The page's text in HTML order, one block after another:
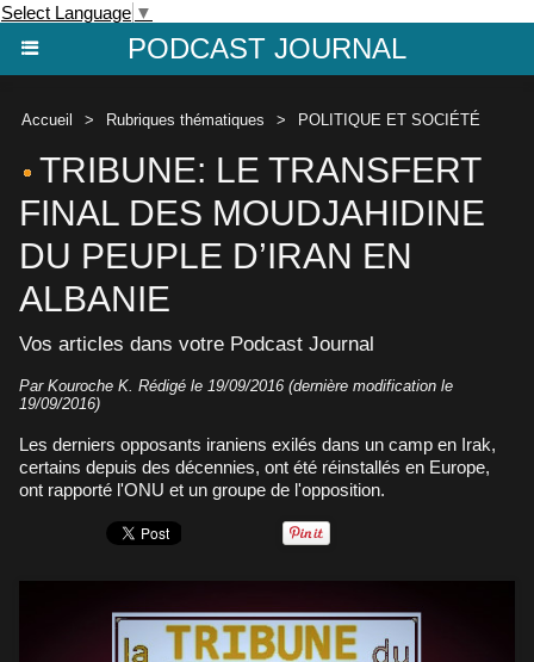
Select Language ▼
PODCAST JOURNAL
Accueil > Rubriques thématiques > POLITIQUE ET SOCIÉTÉ
TRIBUNE: LE TRANSFERT
FINAL DES MOUDJAHIDINE
DU PEUPLE D’IRAN EN
ALBANIE
Vos articles dans votre Podcast Journal
Par Kouroche K. Rédigé le 19/09/2016 (dernière modification le
19/09/2016)
Les derniers opposants iraniens exilés dans un camp en Irak,
certains depuis des décennies, ont été réinstallés en Europe,
ont rapporté l'ONU et un groupe de l'opposition.